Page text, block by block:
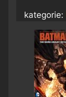
kategorie: